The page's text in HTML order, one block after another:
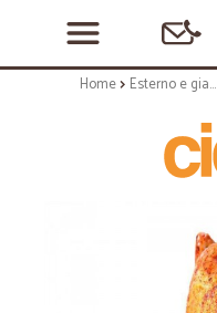
Home Esterno e giardino